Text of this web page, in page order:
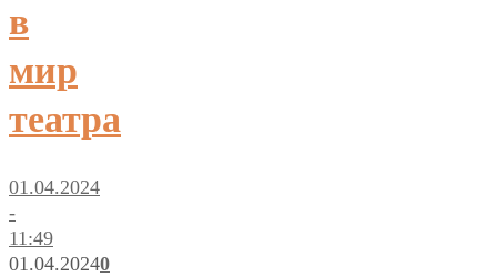
в
мир
театра
01.04.2024
-
11:49
01.04.20240